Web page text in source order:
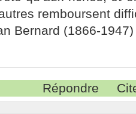
remboursent
Bernard (1866-1947)
Répondre